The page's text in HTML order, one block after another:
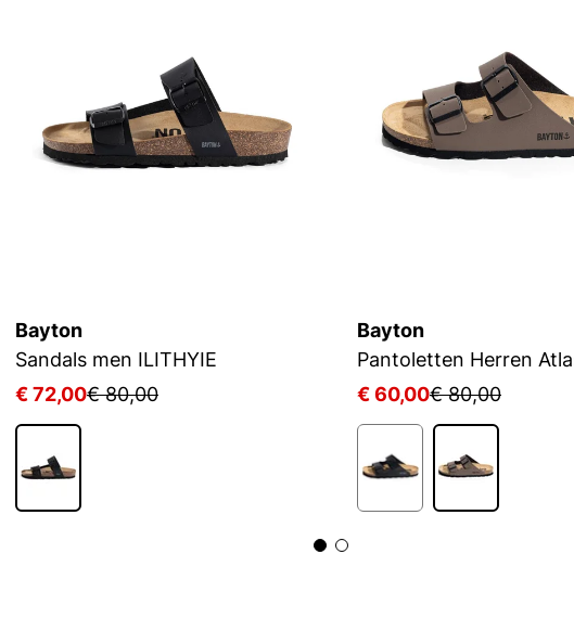
Bayton
Sandals men ILITHYIE
€ 72,00€ 80,00
Bayton
Pantoletten Herren
€ 60,00€ 80,00